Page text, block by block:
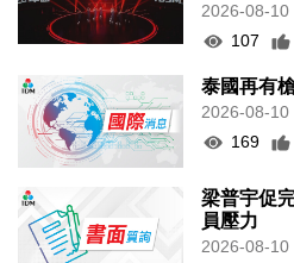
2026-08-10
107
泰國再有
2026-08-10
169
梁普宇促
員壓力
2026-08-10